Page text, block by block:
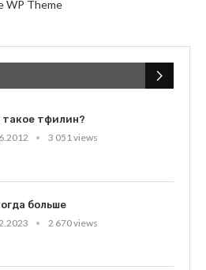
такое тфилин?
3 051 views
больше
2 670 views